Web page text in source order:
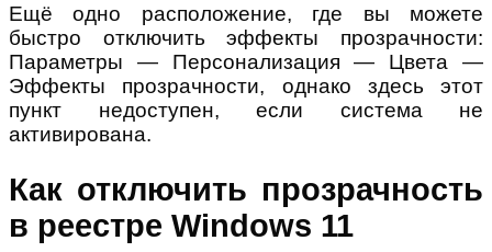
Ещё одно расположение, где вы можете
быстро отключить эффекты прозрачности:
Параметры — Персонализация — Цвета —
Эффекты прозрачности, однако здесь этот
пункт недоступен, если система не
активирована.
Как отключить прозрачность
в реестре Windows 11